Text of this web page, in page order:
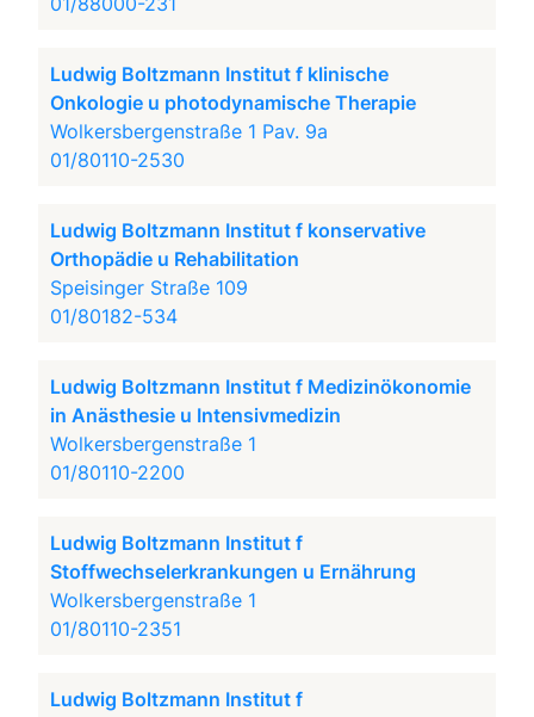
Ludwig Boltzmann Institut f klinische
Onkologie u photodynamische Therapie
Wolkersbergenstraße 1 Pav. 9a
01/80110-2530
Ludwig Boltzmann Institut f konservative
Orthopädie u Rehabilitation
Speisinger Straße 109
01/80182-534
Ludwig Boltzmann Institut f Medizinökonomie
in Anästhesie u Intensivmedizin
Wolkersbergenstraße 1
01/80110-2200
Ludwig Boltzmann Institut f
Stoffwechselerkrankungen u Ernährung
Wolkersbergenstraße 1
01/80110-2351
Ludwig Boltzmann Institut f